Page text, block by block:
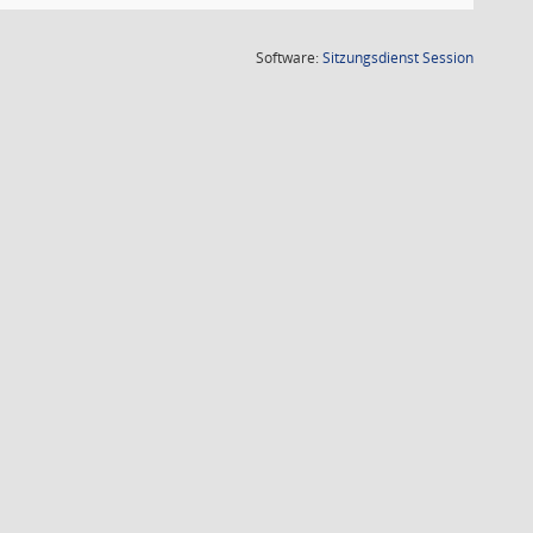
Software:SitzungsdienstSession(Wird in